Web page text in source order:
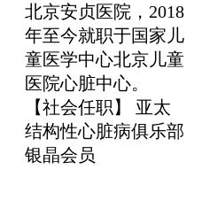
北京安贞医院，2018
年至今就职于国家儿
童医学中心北京儿童
医院心脏中心。
【社会任职】 亚太
结构性心脏病俱乐部
银晶会员